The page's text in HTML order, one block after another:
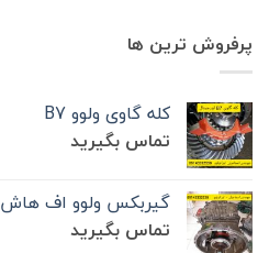
پرفروش ترین ها
کله گاوی ولوو B7
تماس بگیرید
گیربکس ولوو اف هاش FH13
تماس بگیرید